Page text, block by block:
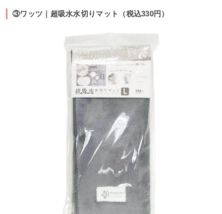
③ワッツ｜超吸水水切りマット（税込330円）